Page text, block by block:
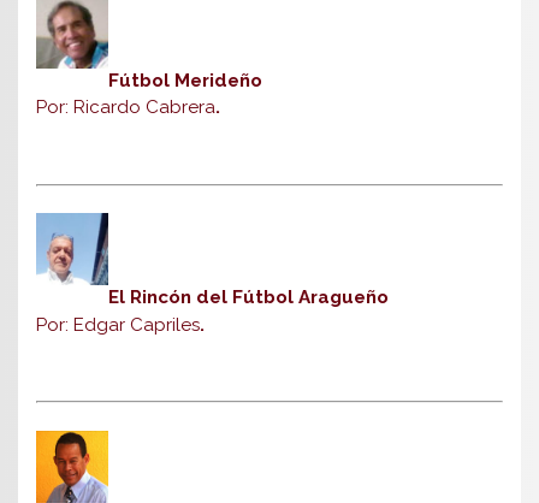
Fútbol Merideño
Por: Ricardo Cabrera.
El Rincón del Fútbol Aragueño
Por: Edgar Capriles.